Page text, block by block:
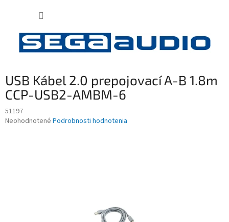
USB Kábel 2.0 prepojovací A-B 1.8m
CCP-USB2-AMBM-6
51197
Priemerné
Neohodnotené Podrobnosti hodnotenia